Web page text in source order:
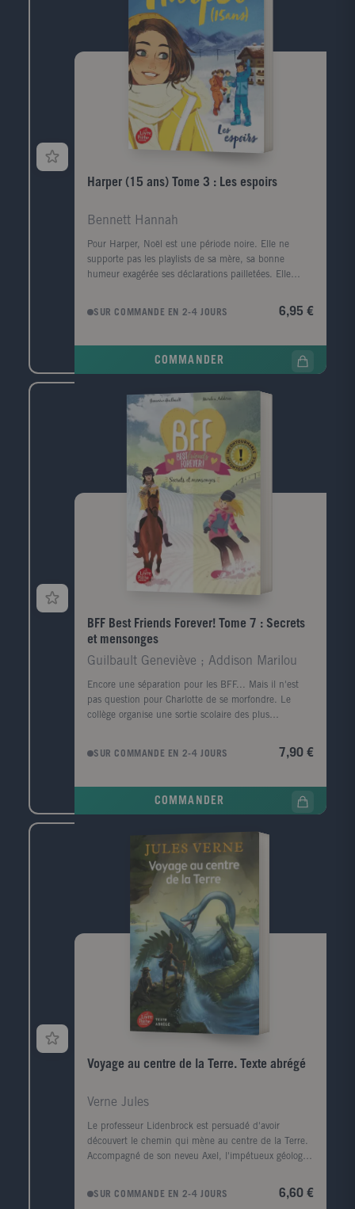
Harper (15 ans) Tome 3 : Les espoirs
Bennett Hannah
Pour Harper, Noël est une période noire. Elle ne
supporte pas les playlists de sa mère, sa bonne
humeur exagérée ses déclarations pailletées. Elle
Pourtant, Harper en a bien un, brisé en deux entre
Declan et Josh. Elle croyait avoir déjà tout vécu à
SUR COMMANDE EN 2-4 JOURS 6,95 €
COMMANDER
BFF Best Friends Forever! Tome 7 : Secrets
et mensonges
Guilbault Geneviève ; Addison Marilou
Encore une séparation pour les BFF... Mais il n'est
pas question pour Charlotte de se morfondre. Le
collège organise une sortie scolaire des plus
sympas. Mais une fois sur place, Charlotte découvre
pour oublier ses histoires d'amour rocambolesques.
joints dans une aventure équestre qui lui en fera voir
de toutes les couleurs. Charlotte et Emilie
parviendront-elles à résoudre tous leurs problèmes
malgré la distance qui les sépare ?
SUR COMMANDE EN 2-4 JOURS 7,90 €
COMMANDER
Voyage au centre de la Terre. Texte abrégé
Verne Jules
Le professeur Lidenbrock est persuadé d'avoir
découvert le chemin qui mène au centre de la Terre.
Accompagné de son neveu Axel, l'impétueux géologue
explorateurs et leur guide s'enfoncent dans les
entrailles mystérieuses du globe. Un voyage d'une
SUR COMMANDE EN 2-4 JOURS 6,60 €